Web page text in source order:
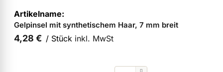
Verpackungen & Verkaufshilfen anzeigen
Kundenpräsente anzeigen
Gelpinsel mit synthetischem Haar, 7 mm breit
4,28 € / Stück inkl. MwSt